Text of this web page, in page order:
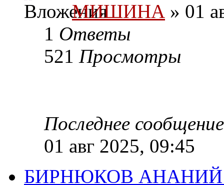
МИШИНА » 01
1 Ответы
521 Просмотры
Последнее
01 авг 2025, 09:45
БИРНЮКОВ